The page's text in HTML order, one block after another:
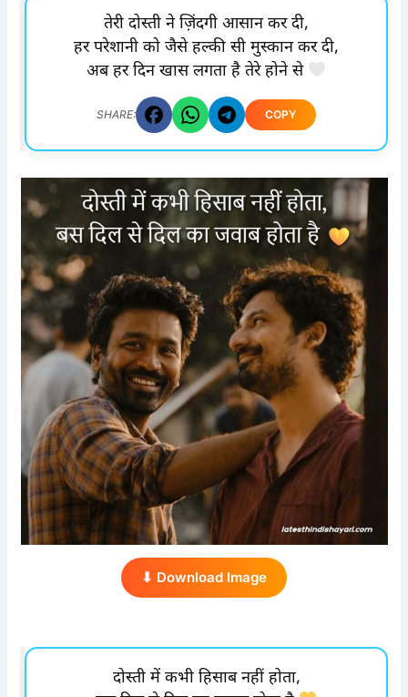
तेरी दोस्ती ने ज़िंदगी आसान कर दी,
हर परेशानी को जैसे हल्की सी मुस्कान कर दी,
अब हर दिन खास लगता है तेरे होने से
SHARE: COPY
⬇ Download Image
दोस्ती में कभी हिसाब नहीं होता,